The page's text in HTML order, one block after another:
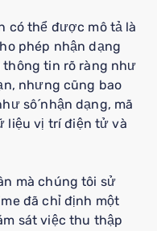
có thể được mô tả là
phép nhận dạng
thông tin rõ ràng như
nhưng cũng bao
số nhận dạng, mã
liệu vị trí điện tử và
mà chúng tôi sử
đã chỉ định một
sát việc thu thập